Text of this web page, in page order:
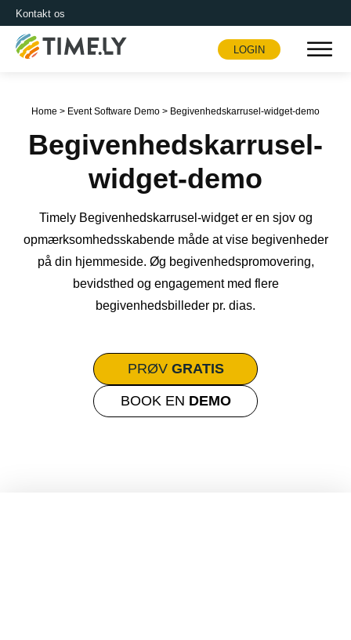
Kontakt os
Timely
LOGIN
Home > Event Software Demo > Begivenhedskarrusel-widget-demo
Begivenhedskarrusel-
widget-demo
Timely Begivenhedskarrusel-widget er en sjov og
opmærksomhedsskabende måde at vise begivenheder
på din hjemmeside. Øg begivenhedspromovering,
bevidsthed og engagement med flere
begivenhedsbilleder pr. dias.
PRØV GRATIS
BOOK EN DEMO